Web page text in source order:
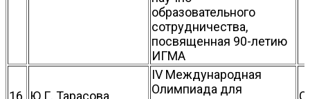
образовательного
сотрудничества,
посвященная 90-летию
ИГМА
16. Ю.Г. Тарасова
IV Международная
Олимпиада для